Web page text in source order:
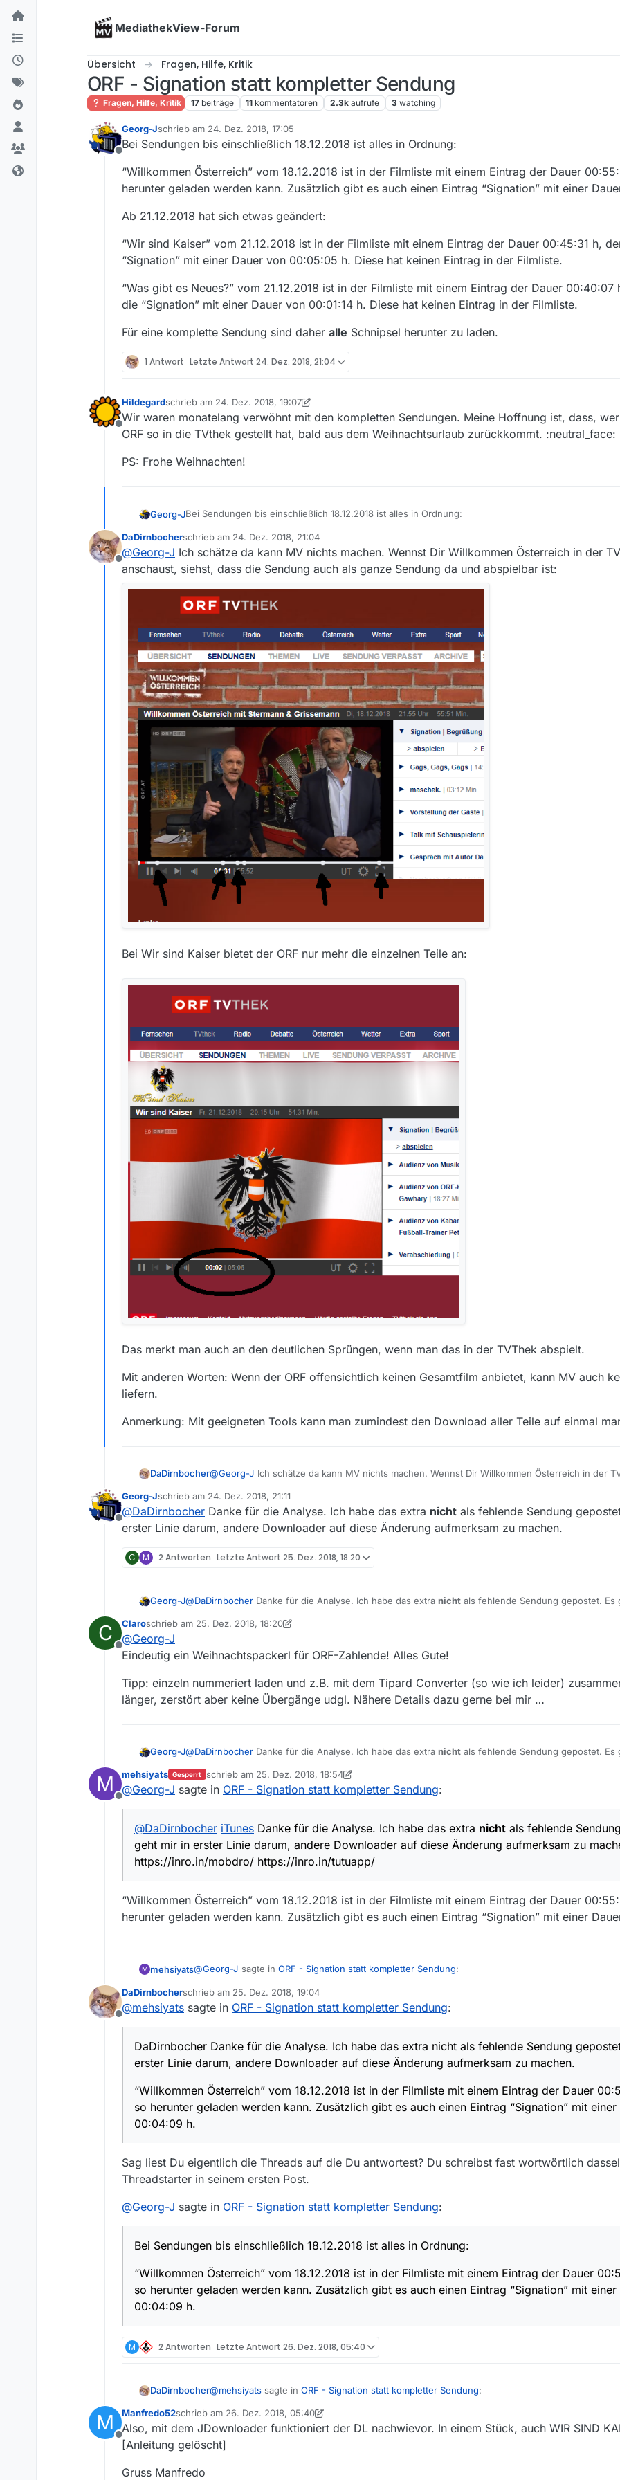
Skip to content
MediathekView-Forum
Übersicht Fragen, Hilfe, Kritik
ORF - Signation statt kompletter Sendung
Fragen, Hilfe, Kritik 17 beiträge 11 kommentatoren 2.3k aufrufe 3 watching
Offline
Georg-Jschrieb am 24. Dez. 2018, 17:05
zuletzt editiert von
Bei Sendungen bis einschließlich 18.12.2018 ist alles in Ordnung:
“Willkommen Österreich” vom 18.12.2018 ist in der Filmliste mit einem Eintrag der Dauer
herunter geladen werden kann. Zusätzlich gibt es auch einen Eintrag “Signation” mit einer
Ab 21.12.2018 hat sich etwas geändert:
“Wir sind Kaiser” vom 21.12.2018 ist in der Filmliste mit einem Eintrag der Dauer 00:45:31 h,
“Signation” mit einer Dauer von 00:05:05 h. Diese hat keinen Eintrag in der Filmliste.
“Was gibt es Neues?” vom 21.12.2018 ist in der Filmliste mit einem Eintrag der Dauer
die “Signation” mit einer Dauer von 00:01:14 h. Diese hat keinen Eintrag in der Filmliste.
Für eine komplette Sendung sind daher alle Schnipsel herunter zu laden.
1 Antwort Letzte Antwort 24. Dez. 2018, 21:04
Offline
Hildegardschrieb am 24. Dez. 2018, 19:07
zuletzt editiert von Hildegard
Wir waren monatelang verwöhnt mit den kompletten Sendungen. Meine Hoffnung ist, dass,
ORF so in die TVthek gestellt hat, bald aus dem Weihnachtsurlaub zurückkommt. :neutral_face:
PS: Frohe Weihnachten!
Georg-JBei Sendungen bis einschließlich 18.12.2018 ist alles in Ordnung:
“Willkommen Österreich” vom 18.12.2018 ist in der Filmliste mit einem Eintrag der Dauer 00:55:51 h,
geladen werden kann. Zusätzlich gibt es auch einen Eintrag “Signation” mit einer Dauer von
Ab 21.12.2018 hat sich etwas geändert:
“Signation” mit einer Dauer von 00:05:05 h. Diese hat keinen Eintrag in der Filmliste.
“Signation” mit einer Dauer von 00:01:14 h. Diese hat keinen Eintrag in der Filmliste.
Für eine komplette Sendung sind daher
Offline
DaDirnbocherschrieb am 24. Dez. 2018, 21:04
zuletzt editiert von
@Georg-J Ich schätze da kann MV nichts machen. Wennst Dir Willkommen Österreich in der
anschaust, siehst, dass die Sendung auch als ganze Sendung da und abspielbar ist:
Bei Wir sind Kaiser bietet der ORF nur mehr die einzelnen Teile an:
Das merkt man auch an den deutlichen Sprüngen, wenn man das in der TVThek abspielt.
Mit anderen Worten: Wenn der ORF offensichtlich keinen Gesamtfilm anbietet, kann MV auch
liefern.
Anmerkung: Mit geeigneten Tools kann man zumindest den Download aller Teile auf einmal
DaDirnbocher@Georg-J Ich schätze da kann MV nichts machen. Wennst Dir Willkommen Österreich in der
Bei Wir sind Kaiser bietet der ORF nur mehr die einzelnen Teile an:
liefern.
Anmerkung: Mit geeigneten Tools kann man zumindest den Download aller Teile auf einmal
Offline
Georg-Jschrieb am 24. Dez. 2018, 21:11
zuletzt editiert von
@DaDirnbocher Danke für die Analyse. Ich habe das extra nicht als fehlende Sendung
erster Linie darum, andere Downloader auf diese Änderung aufmerksam zu machen.
C M 2 Antworten Letzte Antwort 25. Dez. 2018, 18:20
Georg-J@DaDirnbocher Danke für die Analyse. Ich habe das extra nicht als fehlende Sendung gepostet. Es
C
Offline
Claroschrieb am 25. Dez. 2018, 18:20
zuletzt editiert von Claro
@Georg-J
Eindeutig ein Weihnachtspackerl für ORF-Zahlende! Alles Gute!
Tipp: einzeln nummeriert laden und z.B. mit dem Tipard Converter (so wie ich leider)
länger, zerstört aber keine Übergänge udgl. Nähere Details dazu gerne bei mir …
Georg-J@DaDirnbocher Danke für die Analyse. Ich habe das extra nicht als fehlende Sendung gepostet. Es
M
Offline
mehsiyats Gesperrt schrieb am 25. Dez. 2018, 18:54
zuletzt editiert von MenchenSued
@Georg-J sagte in ORF - Signation statt kompletter Sendung:
@DaDirnbocher iTunes Danke für die Analyse. Ich habe das extra nicht als fehlende
geht mir in erster Linie darum, andere Downloader auf diese Änderung aufmerksam zu
https://inro.in/mobdro/ https://inro.in/tutuapp/
“Willkommen Österreich” vom 18.12.2018 ist in der Filmliste mit einem Eintrag der Dauer
herunter geladen werden kann. Zusätzlich gibt es auch einen Eintrag “Signation” mit einer
M mehsiyats@Georg-J sagte in ORF - Signation statt kompletter Sendung:
@DaDirnbocher iTunesDanke für die Analyse. Ich habe das extra
geladen werden kann. Zusätzlich gibt es auch einen Eintrag “Signation” mit einer Dauer von
Offline
DaDirnbocherschrieb am 25. Dez. 2018, 19:04
zuletzt editiert von
@mehsiyats sagte in ORF - Signation statt kompletter Sendung:
DaDirnbocher Danke für die Analyse. Ich habe das extra nicht als fehlende Sendung
erster Linie darum, andere Downloader auf diese Änderung aufmerksam zu machen.
“Willkommen Österreich” vom 18.12.2018 ist in der Filmliste mit einem Eintrag der Dauer
so herunter geladen werden kann. Zusätzlich gibt es auch einen Eintrag “Signation” mit
00:04:09 h.
Sag liest Du eigentlich die Threads auf die Du antwortest? Du schreibst fast wortwörtlich
Threadstarter in seinem ersten Post.
@Georg-J sagte in ORF - Signation statt kompletter Sendung:
Bei Sendungen bis einschließlich 18.12.2018 ist alles in Ordnung:
“Willkommen Österreich” vom 18.12.2018 ist in der Filmliste mit einem Eintrag der Dauer
so herunter geladen werden kann. Zusätzlich gibt es auch einen Eintrag “Signation” mit
00:04:09 h.
M 2 Antworten Letzte Antwort 26. Dez. 2018, 05:40
DaDirnbocher@mehsiyats sagte in ORF - Signation statt kompletter Sendung:
DaDirnbocher Danke für die Analyse. Ich habe das extra nicht als fehlende Sendung
erster Linie darum, andere Downloader auf diese Änderung aufmerksam zu machen.
Sag liest Du eigentlich die Threads auf die Du antwortest? Du schreibst fast wortwörtlich
M
Offline
Manfredo52schrieb am 26. Dez. 2018, 05:40
zuletzt editiert von MenchenSued
Also, mit dem JDownloader funktioniert der DL nachwievor. In einem Stück, auch WIR SIND
[Anleitung gelöscht]
Gruss Manfredo